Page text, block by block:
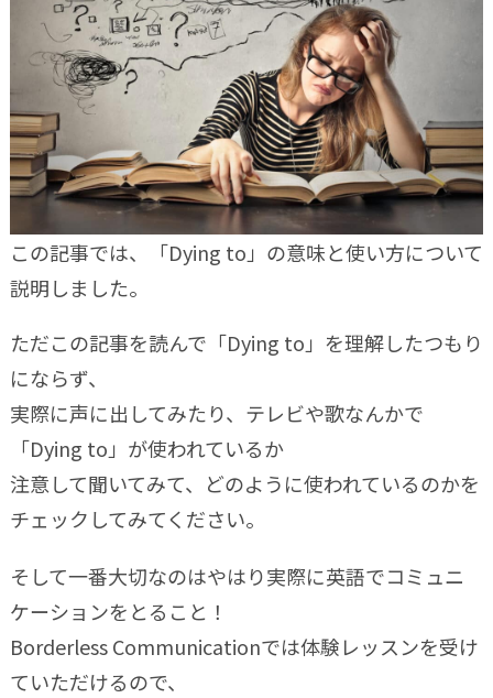
この記事では、「Dying to」の意味と使い方について
説明しました。
ただこの記事を読んで「Dying to」を理解したつもり
にならず、
実際に声に出してみたり、テレビや歌なんかで
「Dying to」が使われているか
注意して聞いてみて、どのように使われているのかを
チェックしてみてください。
そして一番大切なのはやはり実際に英語でコミュニ
ケーションをとること！
Borderless Communicationでは体験レッスンを受け
ていただけるので、